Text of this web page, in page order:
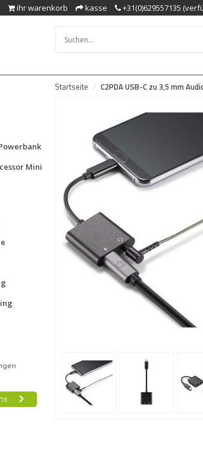
ihr warenkorb kasse +31(0)629557135
Mini
Startseite C2PDA USB-C zu 3,5 mm